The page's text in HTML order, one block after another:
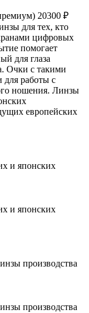
20300 ₽
для тех, кто
цифровых
помогает
для глаза
Очки с такими
для работы с
ношения. Линзы
европейских
и японских
и японских
производства
производства